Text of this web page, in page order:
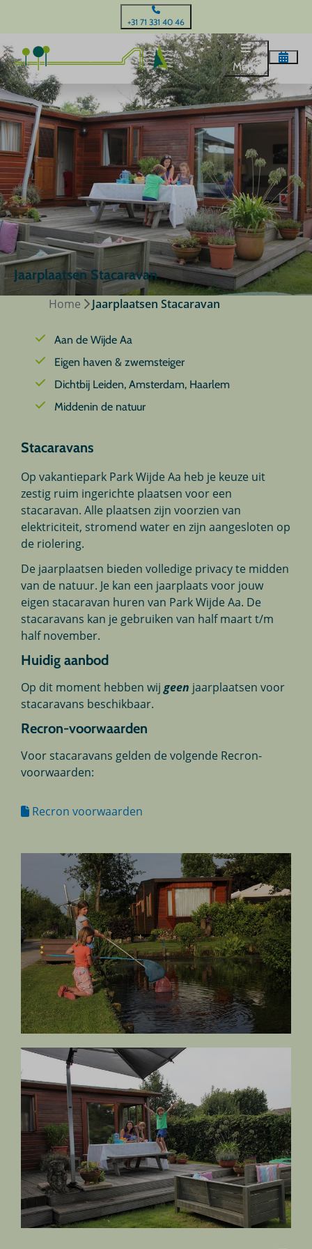
+31 71 331 40 46
Menu
Jaarplaatsen Stacaravan
Home Jaarplaatsen Stacaravan
Aan de Wijde Aa
Eigen haven & zwemsteiger
Dichtbij Leiden, Amsterdam, Haarlem
Middenin de natuur
Stacaravans
Op vakantiepark Park Wijde Aa heb je keuze uit
zestig ruim ingerichte plaatsen voor een
stacaravan. Alle plaatsen zijn voorzien van
elektriciteit, stromend water en zijn aangesloten op
de riolering.
De jaarplaatsen bieden volledige privacy te midden
van de natuur. Je kan een jaarplaats voor jouw
eigen stacaravan huren van Park Wijde Aa. De
stacaravans kan je gebruiken van half maart t/m
half november.
Huidig aanbod
Op dit moment hebben wijgeen jaarplaatsen voor
stacaravans beschikbaar.
Recron-voorwaarden
Voor stacaravans gelden de volgende Recron-
voorwaarden:
Recron voorwaarden